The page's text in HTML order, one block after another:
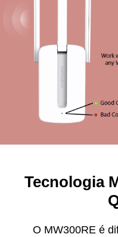
Tecnologia
O MW300RE é